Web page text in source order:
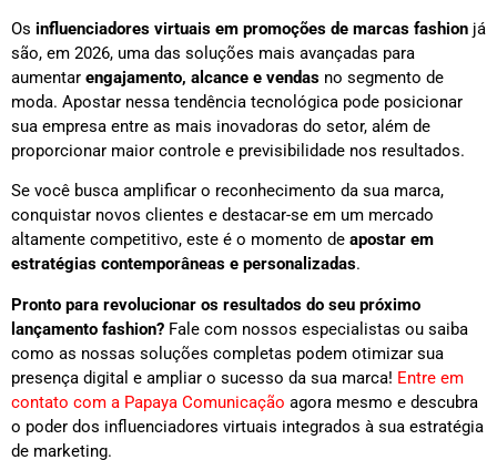
Os influenciadores virtuais em promoções de marcas fashion já
são, em 2026, uma das soluções mais avançadas para
aumentar engajamento, alcance e vendas no segmento de
moda. Apostar nessa tendência tecnológica pode posicionar
sua empresa entre as mais inovadoras do setor, além de
proporcionar maior controle e previsibilidade nos resultados.
Se você busca amplificar o reconhecimento da sua marca,
conquistar novos clientes e destacar-se em um mercado
altamente competitivo, este é o momento de apostar em
estratégias contemporâneas e personalizadas.
Pronto para revolucionar os resultados do seu próximo
lançamento fashion? Fale com nossos especialistas ou saiba
como as nossas soluções completas podem otimizar sua
presença digital e ampliar o sucesso da sua marca! Entre em
contato com a Papaya Comunicação agora mesmo e descubra
o poder dos influenciadores virtuais integrados à sua estratégia
de marketing.